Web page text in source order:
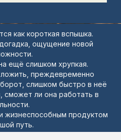
как короткая вспышка.
ощущение новой
ещё слишком хрупкая.
преждевременно
слишком быстро в неё
сможет ли она работать в
продуктом
путь.